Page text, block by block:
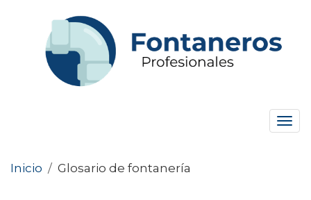
Inicio / Glosario de fontanería